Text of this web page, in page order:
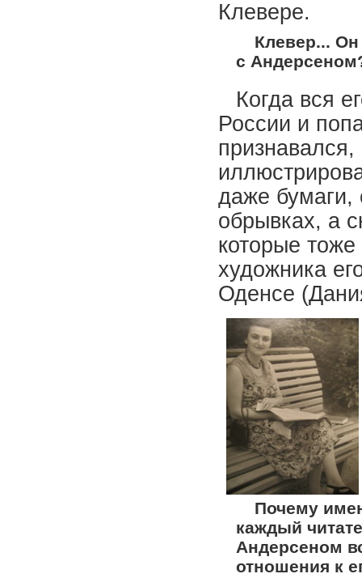
Клевере.
Клевер... Он
с
Когда вся
России и
даже бумаги,
обрывках, а
которые
художника
Оденсе
Почему
каждый
Андерсеном
отношения к